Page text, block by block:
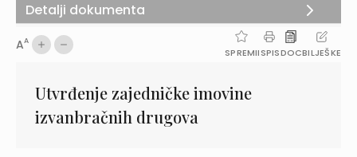
AA
SPREMIISPISDOCBILJEŠKE
Utvrđenje zajedničke imovine
izvanbračnih drugova
Detalji dokumenta